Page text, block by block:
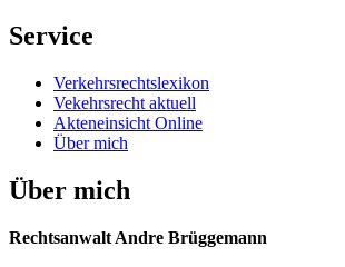
Service
Verkehrsrechtslexikon
Vekehrsrecht aktuell
Akteneinsicht Online
Über mich
Über mich
Rechtsanwalt Andre Brüggemann